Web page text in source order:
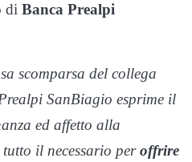
di Banca Prealpi
scomparsa del collega
SanBiagio esprime il
ed affetto alla
il necessario peroffrire